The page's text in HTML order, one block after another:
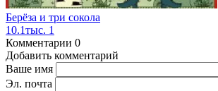
Берёза и три сокола
10.1тыс. 1
Комментарии 0
Добавить комментарий
Ваше имя
Эл. почта